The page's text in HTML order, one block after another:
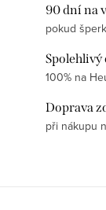
90 dní na
pokud
Spolehlivý
100% na
Doprava
při nákupu